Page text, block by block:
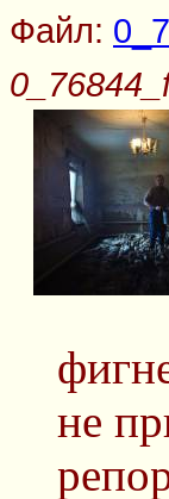
Файл:
не